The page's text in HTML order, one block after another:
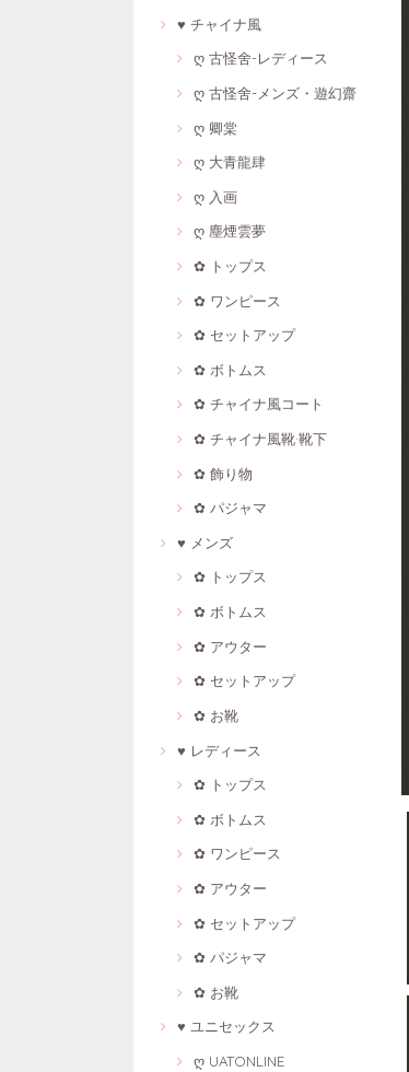
♥ チャイナ風
ღ 古怪舍-レディース
ღ 古怪舍-メンズ・遊幻齋
ღ 卿棠
ღ 大青龍肆
ღ 入画
ღ 塵煙雲夢
✿ トップス
✿ ワンピース
✿ セットアップ
✿ ボトムス
✿ チャイナ風コート
✿ チャイナ風靴·靴下
✿ 飾り物
✿ パジャマ
♥ メンズ
✿ トップス
✿ ボトムス
✿ アウター
✿ セットアップ
✿ お靴
♥ レディース
✿ トップス
✿ ボトムス
✿ ワンピース
✿ アウター
✿ セットアップ
✿ パジャマ
✿ お靴
♥ ユニセックス
ღ UATONLINE